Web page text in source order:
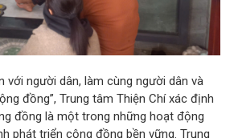
với người dân, làm cùng người dân và
đồng”, Trung tâm Thiện Chí xác định
đồng là một trong những hoạt động
phát triển cộng đồng bền vững. Trung